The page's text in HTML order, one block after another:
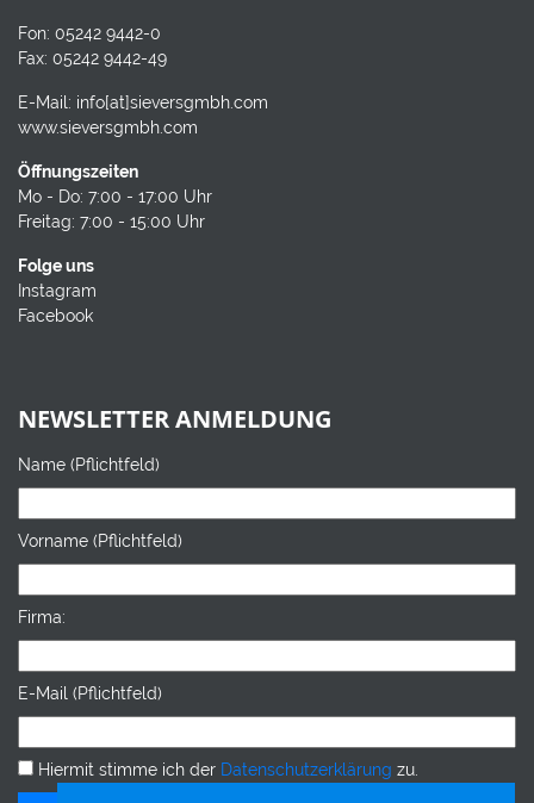
Fon: 05242 9442-0
Fax: 05242 9442-49
E-Mail: info[at]sieversgmbh.com
www.sieversgmbh.com
Öffnungszeiten
Mo - Do: 7:00 - 17:00 Uhr
Freitag: 7:00 - 15:00 Uhr
Folge uns
Instagram
Facebook
NEWSLETTER ANMELDUNG
Name (Pflichtfeld)
Vorname (Pflichtfeld)
Firma:
E-Mail (Pflichtfeld)
Hiermit stimme ich der Datenschutzerklärung zu.